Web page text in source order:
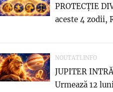
PROTECȚIE
aceste 4 zodii,
NOUTATI.INFO
JUPITER
Urmează 12